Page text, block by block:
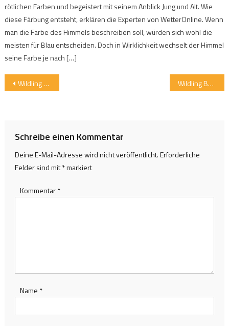
rötlichen Farben und begeistert mit seinem Anblick Jung und Alt. Wie
diese Färbung entsteht, erklären die Experten von WetterOnline. Wenn
man die Farbe des Himmels beschreiben soll, würden sich wohl die
meisten für Blau entscheiden. Doch in Wirklichkeit wechselt der Himmel
seine Farbe je nach […]
Beitragsnavigation
Wildling Fundois – ein Barfußschuh für (fast) jedes Wetter Wildling Borbo – Barfußschuh mit Flügeln
Schreibe einen Kommentar
Deine E-Mail-Adresse wird nicht veröffentlicht.Erforderliche
Felder sind mit*markiert
Kommentar*
Name *